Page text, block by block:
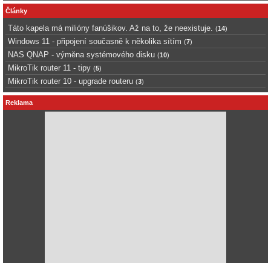
Články
Táto kapela má milióny fanúšikov. Až na to, že neexistuje. (14)
Windows 11 - připojení současně k několika sítím (7)
NAS QNAP - výměna systémového disku (10)
MikroTik router 11 - tipy (5)
MikroTik router 10 - upgrade routeru (3)
Reklama